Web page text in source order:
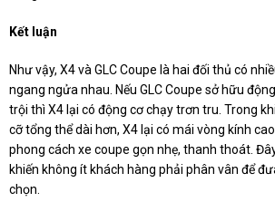
Kết luận
Như vậy, X4 và GLC Coupe là hai đối thủ có
ngang ngửa nhau. Nếu GLC Coupe sở hữu
trội thì X4 lại có động cơ chạy trơn tru. Trong
cỡ tổng thể dài hơn, X4 lại có mái vòng kính
phong cách xe coupe gọn nhẹ, thanh thoát.
khiến không ít khách hàng phải phân vân để
chọn.